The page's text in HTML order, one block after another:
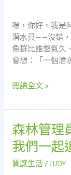
嘿，你好，我是
潛水員——沒錯
魚群比誰憋氣久
會想：「一個潛
緒
排
毒
指
當
水
員
遇
上
代
閱讀全文 »
森林管理
我們一起
質感生活/JUDY
森
林
管
理